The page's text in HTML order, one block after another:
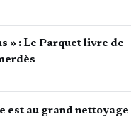
» : Le Parquet livre de
est au grand nettoyage